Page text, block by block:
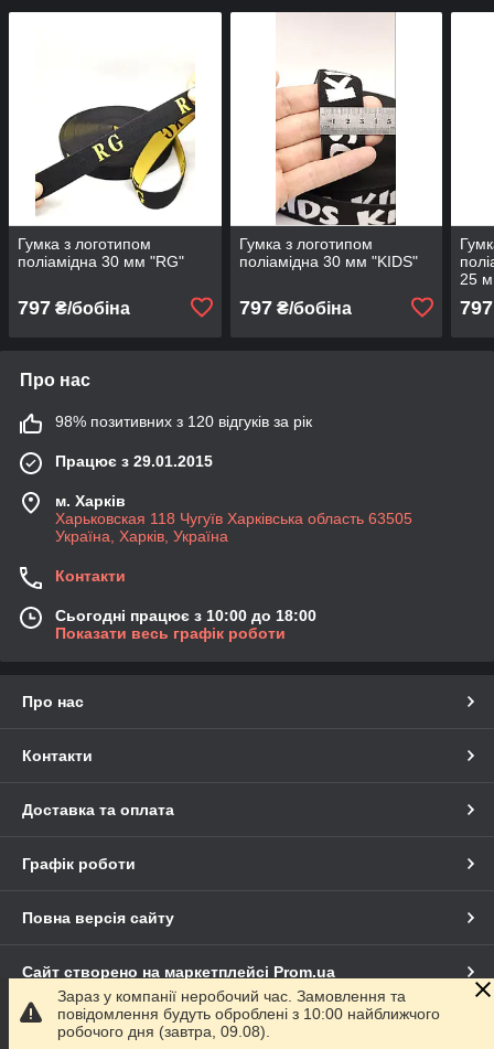
Гумка з логотипом
поліамідна 30 мм "RG"
797 ₴/бобіна
Гумка з логотипом
поліамідна 30 мм "KIDS"
797₴/бобіна
25 м
797
Про нас
98% позитивних з 120 відгуків за рік
Працює з 29.01.2015
м. Харків
Харьковская 118 Чугуїв Харківська область 63505
Україна, Харків, Україна
Контакти
Сьогодні працює з 10:00 до 18:00
Показати весь графік роботи
Про нас
Контакти
Доставка та оплата
Графік роботи
Повна версія сайту
Сайт створено на маркетплейсі Prom.ua
Політика конфіденційності
Зараз у компанії неробочий час. Замовлення та
повідомлення будуть оброблені з 10:00 найближчого
робочого дня (завтра, 09.08).